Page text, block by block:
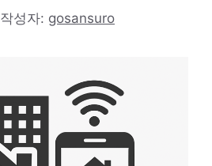
작성자: gosansuro